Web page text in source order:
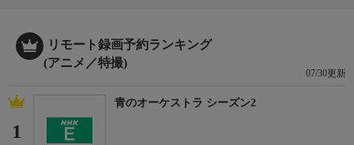
リモート録画予約ランキング
(アニメ／特撮)
07/30更新
1
青のオーケストラ シーズン2